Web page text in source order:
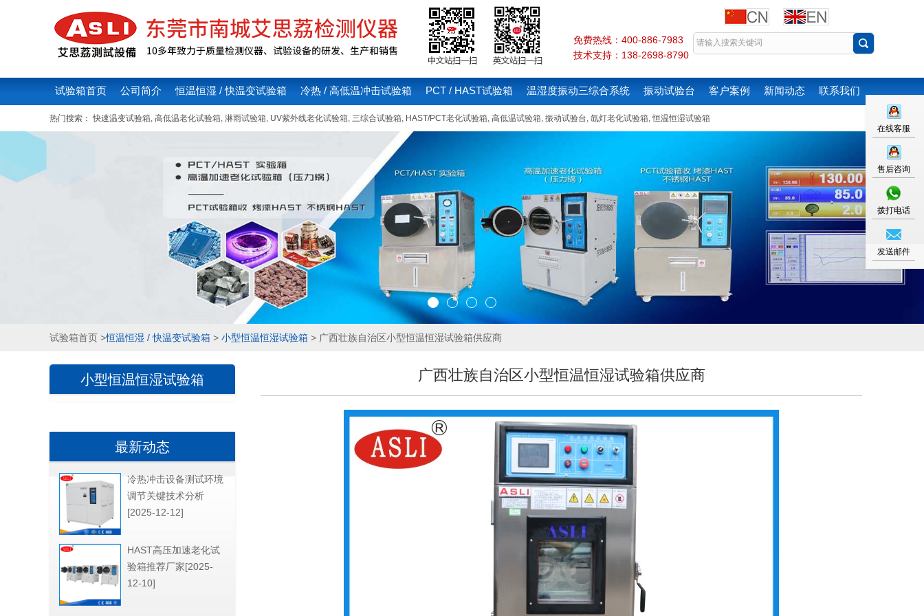
免费热线：400-886-7983
技术支持：138-2698-8790
试验箱首页 公司简介 恒温恒湿 / 快温变试验箱 冷热 / 高低温冲击试验箱 PCT / HAST试验箱 温湿度振动三综合系统 振动试验台 客户案例 新闻动态 联系我们
热门搜索：快速温变试验箱, 高低温老化试验箱, 淋雨试验箱, UV紫外线老化试验箱, 三综合试验箱, HAST/PCT老化试验箱, 高低温试验箱, 振动试验台, 氙灯老化试验箱,恒温恒湿试验箱
试验箱首页 >恒温恒湿 / 快温变试验箱 > 小型恒温恒湿试验箱 > 广西壮族自治区小型恒温恒湿试验箱供应商
广西壮族自治区小型恒温恒湿试验箱供应商
小型恒温恒湿试验箱
最新动态
冷热冲击设备测试环境
调节关键技术分析
[2025-12-12]
HAST高压加速老化试
验箱推荐厂家[2025-
12-10]
在线客服
售后咨询
拨打电话
发送邮件